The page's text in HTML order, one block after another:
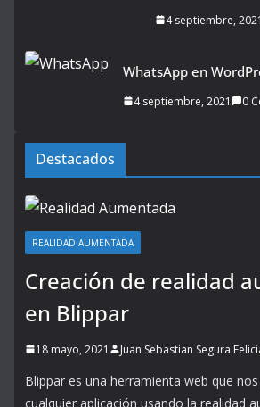
4 septiembre, 2021
WhatsApp en
4 septiembre, 2021 0
Destacados
REALIDAD AUMENTADA
Creación de realidad
en Blippar
18 mayo, 2021 Juan Sebastian Segura
Blippar es una herramienta web que
cualquier aplicación usando la realidad